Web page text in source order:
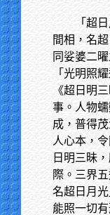
「超
間相，名
同娑婆二
「光明照
《超日明
事。人物
成，普得
人心本，
日明三昧
際。三界
名超日月
能照一切